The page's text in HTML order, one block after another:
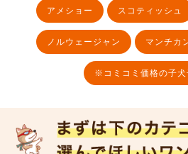
アメショー スコティッシュ
ノルウェージャン マンチカ
※コミコミ価格の子犬